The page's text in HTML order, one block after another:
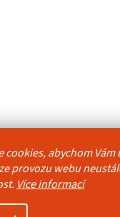
cookies, abychom
provozu webu
Více informací
Reklamační řád